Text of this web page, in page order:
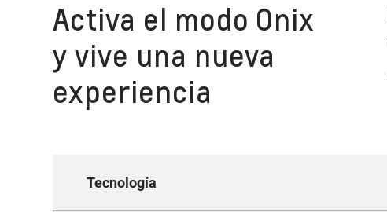
Activa el modo Onix
y vive una nueva
experiencia
Tecnología